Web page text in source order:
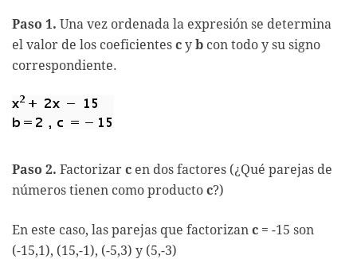
Paso 1. Una vez ordenada la expresión se determina
el valor de los coeficientes c y b con todo y su signo
correspondiente.
Paso 2. Factorizar c en dos factores (¿Qué parejas de
números tienen como producto c?)
En este caso, las parejas que factorizan c = -15 son
(-15,1), (15,-1), (-5,3) y (5,-3)